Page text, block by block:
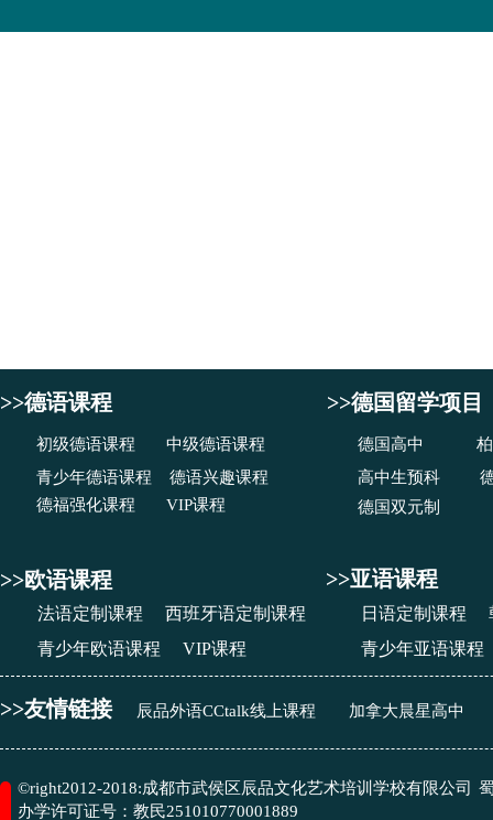
>>友情链接 辰品外语CCtalk线上课程 加拿大晨星高中
©right2012-2018:成都市武侯区辰品文化艺术培训学校有限公司
办学许可证号： 教民251010770001889
日语定制课程
青少年亚语课程
>>德语课程
初级德语课程
中级德语课程
青少年德语课程
德语兴趣课程
德福强化课程
VIP课程
德国高中
高中生预科
德国双元制
>>亚语课程
>>欧语课程
>>德国留学项目
法语定制课程
西班牙语定制课程
青少年欧语课程
VIP课程